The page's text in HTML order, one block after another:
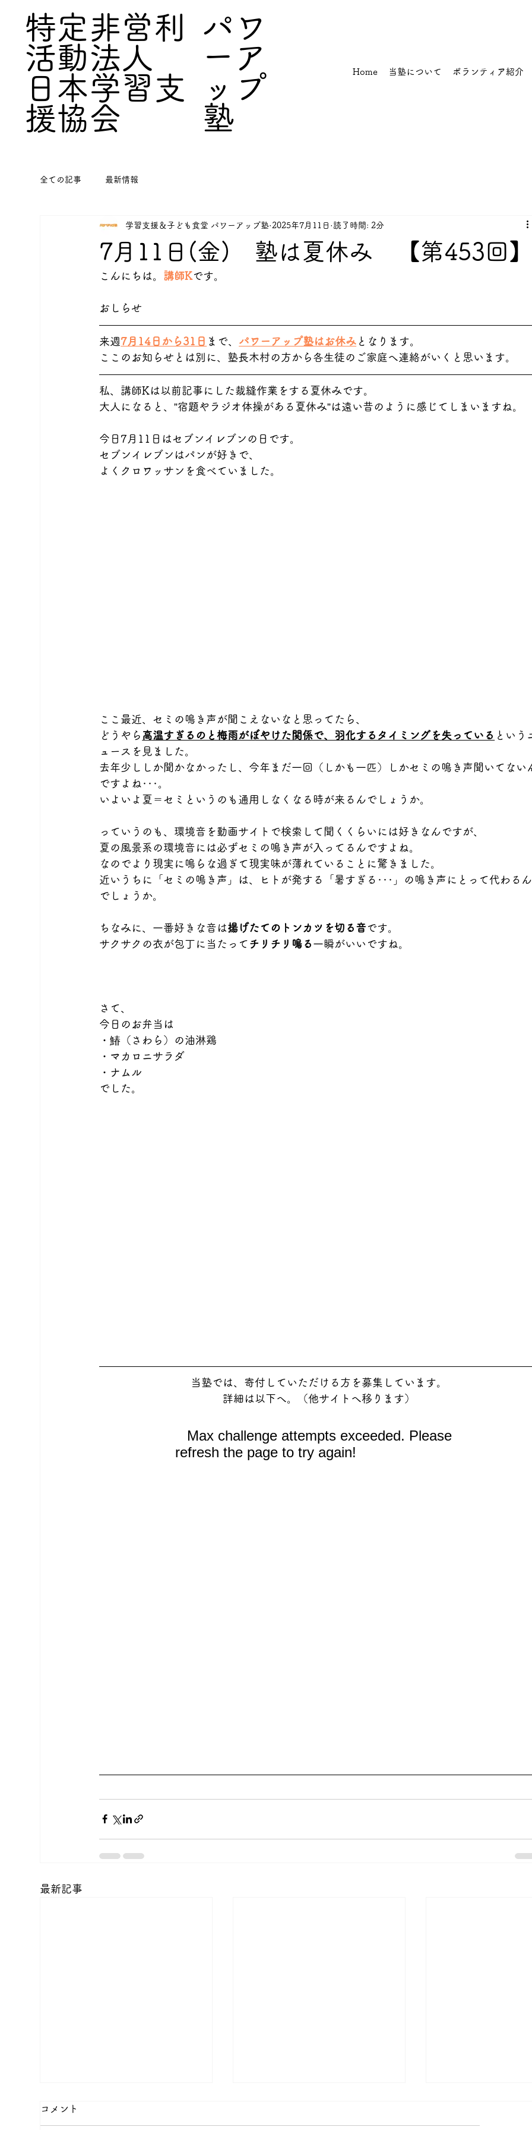
特定非営利
活動法人
日本学習支
援協会
パワ
ーア
ップ
塾
Home 当塾について ボランティア紹介
全ての記事 最新情報
7月11日(金) 塾は夏休み 【第453回
学習支援＆子ども食堂 パワーアップ塾 2025年7月11日 読了時間: 2分
こんにちは。 講師Kです。
おしらせ
来週7月14日から31日 まで、 パワーアップ塾はお休み となります。
ここのお知らせとは別に、塾長木村の方から各生徒のご家庭へ連絡がいくと思います。
私、講師Kは以前記事にした裁縫作業をする夏休みです。
大人になると、”宿題やラジオ体操がある夏休み”は遠い昔のように感じてしまいますね。
今日7月11日はセブンイレブンの日です。
セブンイレブンはパンが好きで、
よくクロワッサンを食べていました。
ここ最近、セミの鳴き声が聞こえないなと思ってたら、
どうやら 高温すぎるのと梅雨がぼやけた関係で、羽化するタイミングを失っている という
ュースを見ました。
去年少ししか聞かなかったし、今年まだ一回（しかも一匹）しかセミの鳴き声聞いてない
ですよね･･･。
いよいよ夏＝セミというのも通用しなくなる時が来るんでしょうか。
っていうのも、環境音を動画サイトで検索して聞くくらいには好きなんですが、
夏の風景系の環境音には必ずセミの鳴き声が入ってるんですよね。
なのでより現実に鳴らな過ぎて現実味が薄れていることに驚きました。
近いうちに「セミの鳴き声」は、ヒトが発する「暑すぎる･･･」の鳴き声にとって代わるん
でしょうか。
ちなみに、一番好きな音は揚げたてのトンカツを切る音 です。
サクサクの衣が包丁に当たって チリチリ鳴る 一瞬がいいですね。
さて、
今日のお弁当は
・鰆（さわら）の油淋鶏
・マカロニサラダ
・ナムル
でした。
当塾では、寄付していただける方を募集しています。
詳細は以下へ。（他サイトへ移ります）
最新記事
コメント